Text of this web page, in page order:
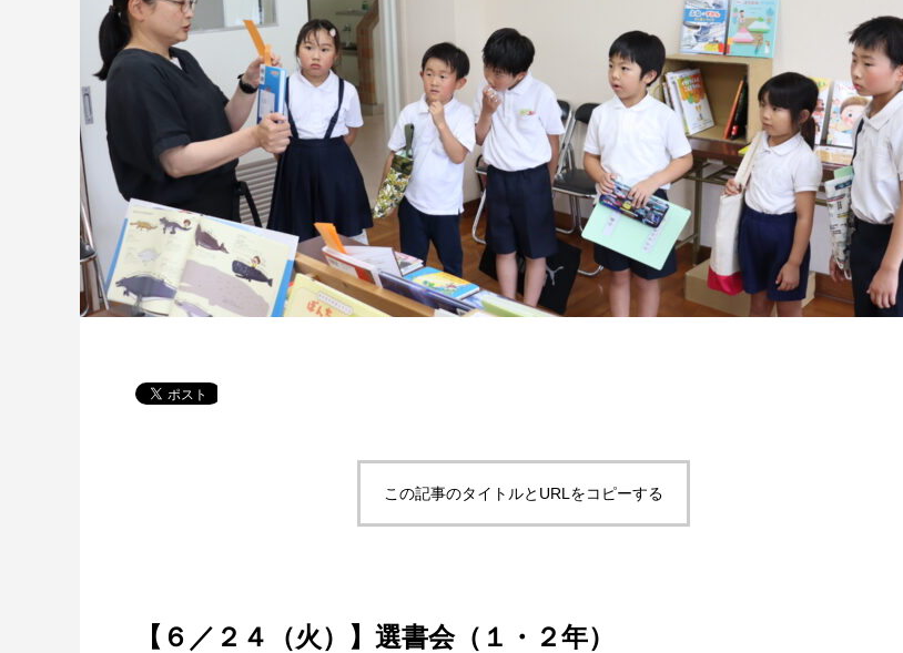
この記事のタイトルとURLをコピーする
【６／２４（火）】選書会（１・２年）